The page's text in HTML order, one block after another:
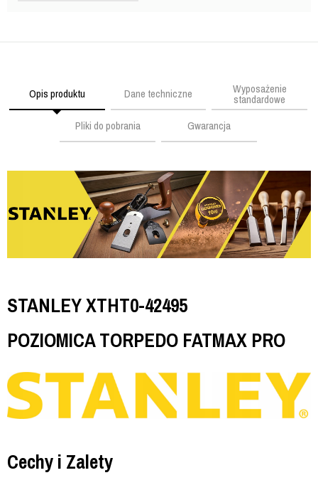
Opis produktu Dane techniczne Wyposażenie
standardowe
Pliki do pobrania
Gwarancja
STANLEY XTHT0-42495
POZIOMICA TORPEDO FATMAX PRO
Cechy i Zalety